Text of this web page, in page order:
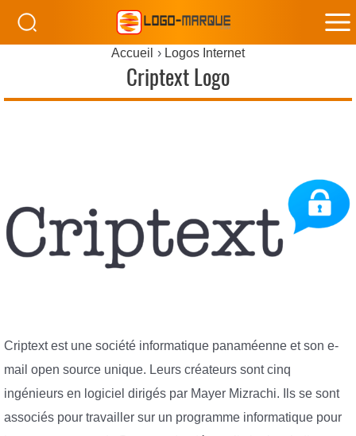
Accueil Logos Internet
Criptext Logo
Criptext est une société informatique panaméenne et son e-
mail open source unique. Leurs créateurs sont cinq
ingénieurs en logiciel dirigés par Mayer Mizrachi. Ils se sont
associés pour travailler sur un programme informatique pour